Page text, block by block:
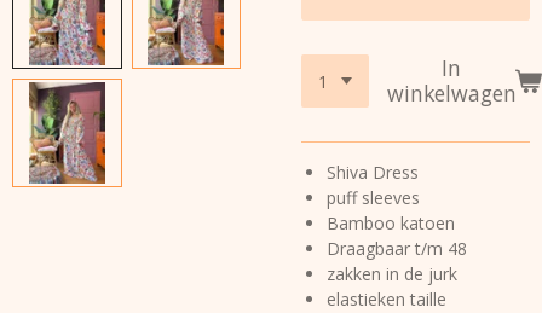
In
winkelwagen
Shiva Dress
puff sleeves
Bamboo katoen
Draagbaar t/m 48
zakken in de jurk
elastieken taille